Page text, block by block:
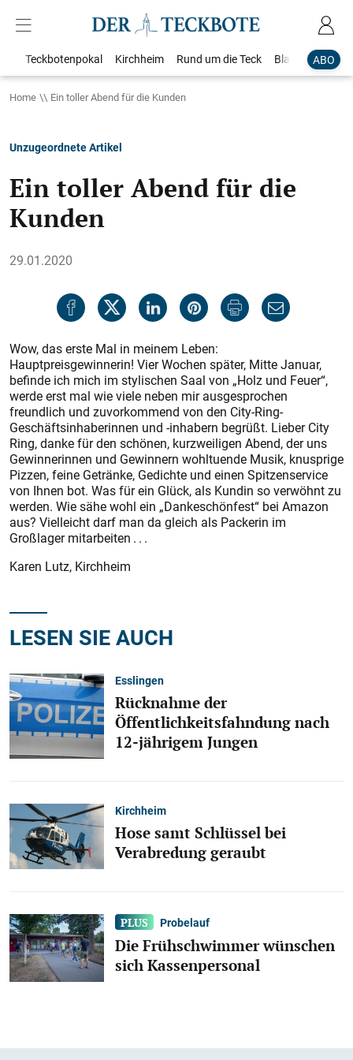
ABO
Teckbotenpokal Kirchheim Rund um die Teck Blaulicht
Home Ein toller Abend für die Kunden
Unzugeordnete Artikel
Ein toller Abend für die
Kunden
29.01.2020
Wow, das erste Mal in meinem Leben:
Hauptpreisgewinnerin! Vier Wochen später, Mitte Januar,
befinde ich mich im stylischen Saal von „Holz und Feuer“,
werde erst mal wie viele neben mir ausgesprochen
freundlich und zuvorkommend von den City-Ring-
Geschäftsinhaberinnen und -inhabern begrüßt. Lieber City
Ring, danke für den schönen, kurzweiligen Abend, der uns
Gewinnerinnen und Gewinnern wohltuende Musik, knusprige
Pizzen, feine Getränke, Gedichte und einen Spitzenservice
von Ihnen bot. Was für ein Glück, als Kundin so verwöhnt zu
werden. Wie sähe wohl ein „Dankeschönfest“ bei Amazon
aus? Vielleicht darf man da gleich als Packerin im
Großlager mitarbeiten . . .
Karen Lutz, Kirchheim
LESEN SIE AUCH
Esslingen
Rücknahme der
Öffentlichkeitsfahndung nach
12-jährigem Jungen
Kirchheim
Hose samt Schlüssel bei
Verabredung geraubt
Probelauf
Die Frühschwimmer wünschen
sich Kassenpersonal